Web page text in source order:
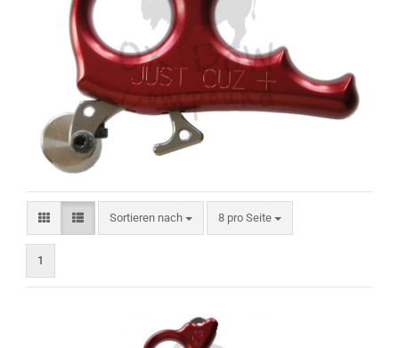
Sortieren nach
Sortieren nach 8 pro Seite
pro Seite
1